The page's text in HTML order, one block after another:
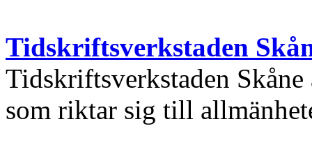
Tidskriftsverkstaden
Tidskriftsverkstaden
som riktar sig till